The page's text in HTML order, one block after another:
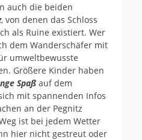
auch die beiden
, von denen das Schloss
als Ruine existiert. Wer
dem Wanderschäfer mit
umweltbewusste
Größere Kinder haben
Spaß auf dem
mit spannenden Infos
an der Pegnitz
ist bei jedem Wetter
hier nicht gestreut oder